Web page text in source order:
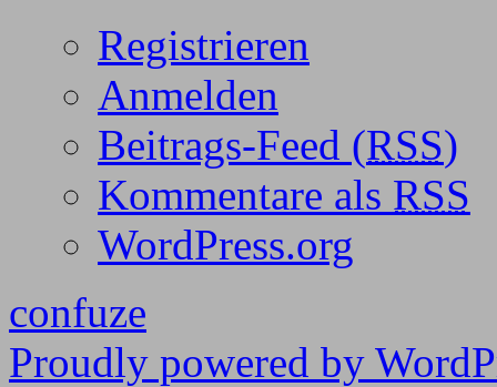
Registrieren
Anmelden
Beitrags-Feed (RSS)
Kommentare als RSS
WordPress.org
confuze
Proudly powered by